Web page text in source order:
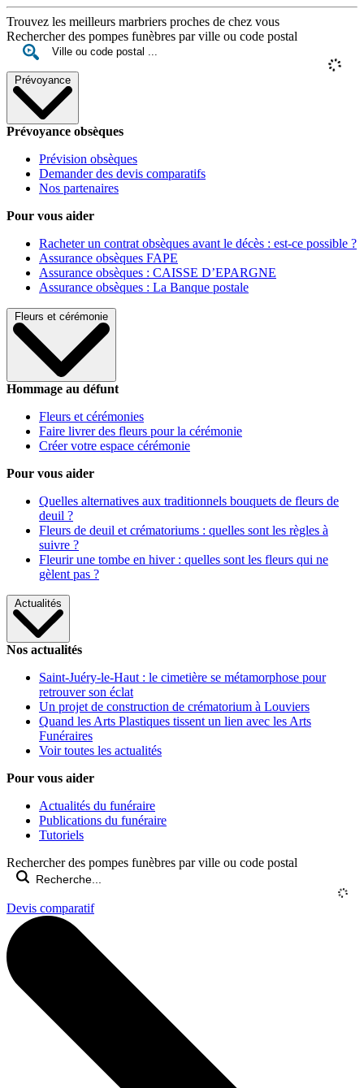
Trouvez les meilleurs marbriers proches de chez vous
Rechercher des pompes funèbres par ville ou code postal
Prévoyance
Prévoyance obsèques
Prévision obsèques
Demander des devis comparatifs
Nos partenaires
Pour vous aider
Racheter un contrat obsèques avant le décès : est-ce possible ?
Assurance obsèques FAPE
Assurance obsèques : CAISSE D’EPARGNE
Assurance obsèques : La Banque postale
Fleurs et cérémonie
Hommage au défunt
Fleurs et cérémonies
Faire livrer des fleurs pour la cérémonie
Créer votre espace cérémonie
Pour vous aider
Quelles alternatives aux traditionnels bouquets de fleurs de
deuil ?
Fleurs de deuil et crématoriums : quelles sont les règles à
suivre ?
Fleurir une tombe en hiver : quelles sont les fleurs qui ne
gèlent pas ?
Actualités
Nos actualités
Saint-Juéry-le-Haut : le cimetière se métamorphose pour
retrouver son éclat
Un projet de construction de crématorium à Louviers
Quand les Arts Plastiques tissent un lien avec les Arts
Funéraires
Voir toutes les actualités
Pour vous aider
Actualités du funéraire
Publications du funéraire
Tutoriels
Rechercher des pompes funèbres par ville ou code postal
Devis comparatif